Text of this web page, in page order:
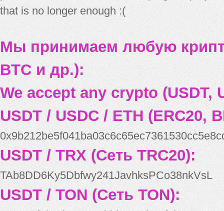
that is no longer enough :(
Мы принимаем любую
BTC и др.):
We accept any crypto (USDT,
USDT / USDC / ETH (ERC20,
USDT / TRX (Сеть TRC20):
TAb8DD6Ky5Dbfwy241JavhksPCo38nkVsL
USDT / TON (Сеть TON):